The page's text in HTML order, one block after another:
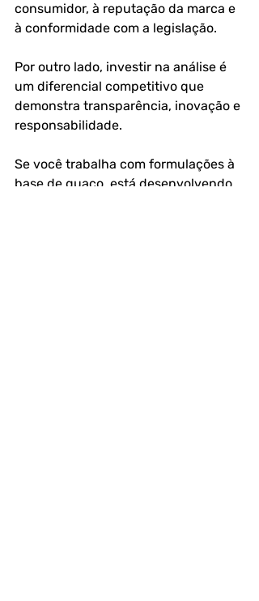
consumidor, à reputação da marca e
à conformidade com a legislação.
Por outro lado, investir na análise é
um diferencial competitivo que
demonstra transparência, inovação e
responsabilidade.
Se você trabalha com formulações à
base de guaco, está desenvolvendo